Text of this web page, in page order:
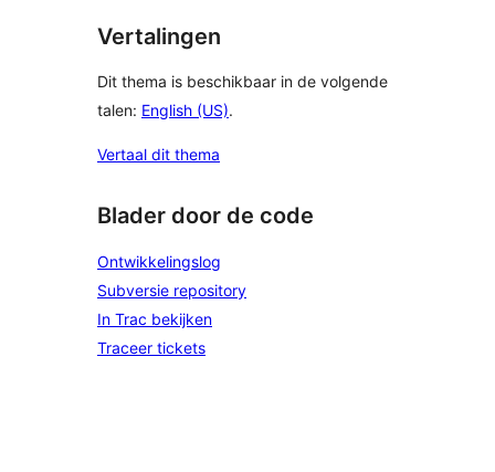
Vertalingen
Dit thema is beschikbaar in de volgende
talen: English (US).
Vertaal dit thema
Blader door de code
Ontwikkelingslog
Subversie repository
In Trac bekijken
Traceer tickets